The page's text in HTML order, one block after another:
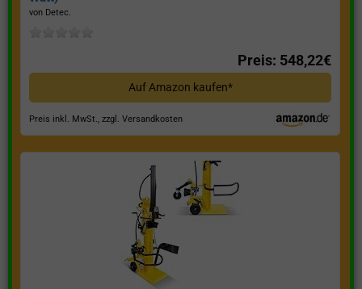
von Detec.
Preis: 548,22€
Auf Amazon kaufen*
Preis inkl. MwSt., zzgl. Versandkosten